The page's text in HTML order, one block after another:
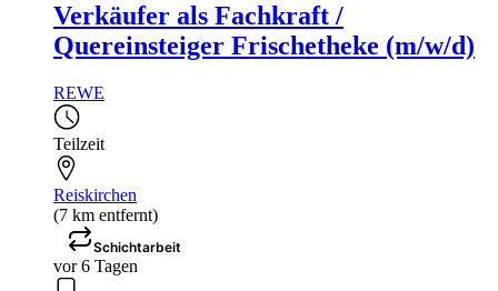
Verkäufer als Fachkraft /
Quereinsteiger Frischetheke (m/w/d)
REWE
Teilzeit
Reiskirchen
(7 km entfernt)
Schichtarbeit
vor 6 Tagen